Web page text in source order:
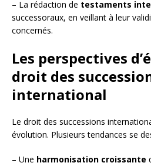
– La rédaction de testaments
successoraux, en veillant à leur
concernés.
Les perspectives
droit des
international
Le droit des successions
évolution. Plusieurs tendances se
– Une harmonisation croissante